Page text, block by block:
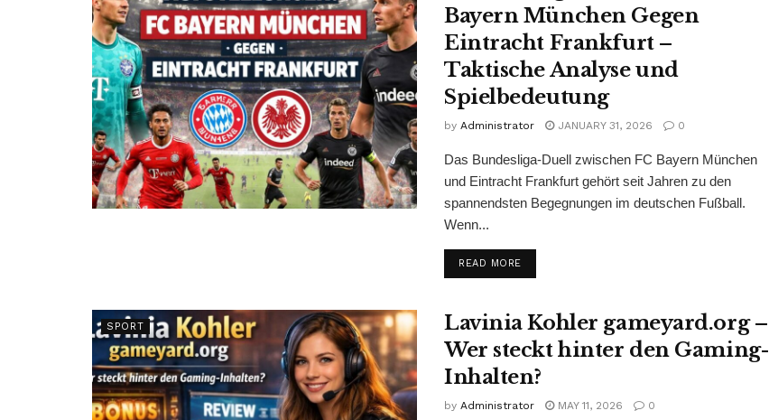
Bayern München Gegen
Eintracht Frankfurt –
Taktische Analyse und
Spielbedeutung
by Administrator JANUARY 31, 2026 0
Das Bundesliga-Duell zwischen FC Bayern München
und Eintracht Frankfurt gehört seit Jahren zu den
spannendsten Begegnungen im deutschen Fußball.
Wenn...
READ MORE
SPORT
Lavinia Kohler gameyard.org –
Wer steckt hinter den Gaming-
Inhalten?
by Administrator MAY 11, 2026 0